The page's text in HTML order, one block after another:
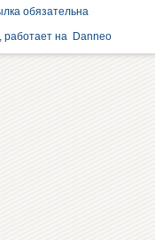
обязательна
, работает на Danneo